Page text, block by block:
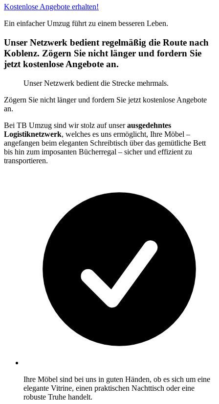
Kostenlose Angebote erhalten!
Ein einfacher Umzug führt zu einem besseren Leben.
Unser Netzwerk bedient regelmäßig die Route nach
Koblenz. Zögern Sie nicht länger und fordern Sie
jetzt kostenlose Angebote an.
Unser Netzwerk bedient die Strecke mehrmals.
Zögern Sie nicht länger und fordern Sie jetzt kostenlose Angebote
an.
Bei TB Umzug sind wir stolz auf unserausgedehntes
Logistiknetzwerk, welches es uns ermöglicht, Ihre Möbel –
angefangen beim eleganten Schreibtisch über das gemütliche Bett
bis hin zum imposanten Bücherregal – sicher und effizient zu
transportieren.
Ihre Möbel sind bei uns in guten Händen, ob es sich um eine
elegante Vitrine, einen praktischen Nachttisch oder eine
robuste Truhe handelt.